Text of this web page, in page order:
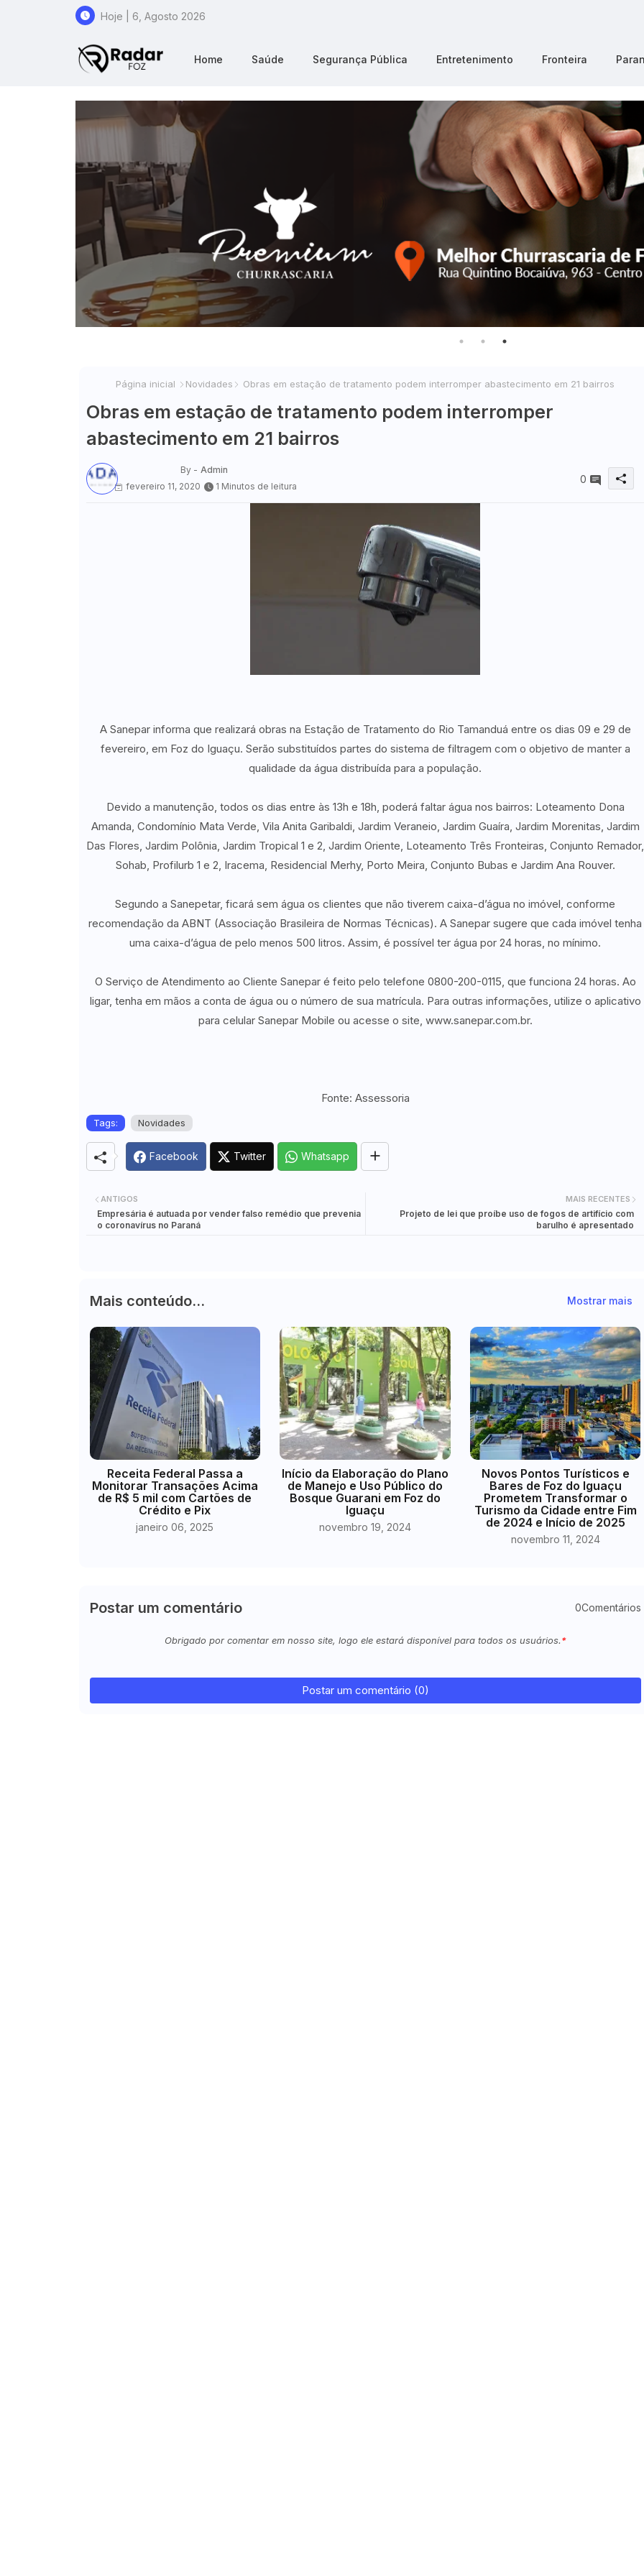
Hoje | 6, Agosto 2026
Home Saúde Segurança Pública Entretenimento Fronteira
Página inicial Novidades Obras em estação de tratamento podem interromper abastecimento em 21 bairros
Obras em estação de tratamento podem interromper
abastecimento em 21 bairros
By - Admin
fevereiro 11, 2020
1 Minutos de leitura
0
A Sanepar informa que realizará obras na Estação de Tratamento do Rio Tamanduá entre os dias 09 e 29 de
fevereiro, em Foz do Iguaçu. Serão substituídos partes do sistema de filtragem com o objetivo de manter a
qualidade da água distribuída para a população.
Devido a manutenção, todos os dias entre às 13h e 18h, poderá faltar água nos bairros: Loteamento Dona
Amanda, Condomínio Mata Verde, Vila Anita Garibaldi, Jardim Veraneio, Jardim Guaíra, Jardim Morenitas, Jardim
Das Flores, Jardim Polônia, Jardim Tropical 1 e 2, Jardim Oriente, Loteamento Três Fronteiras, Conjunto Remador,
Sohab, Profilurb 1 e 2, Iracema, Residencial Merhy, Porto Meira, Conjunto Bubas e Jardim Ana Rouver.
Segundo a Sanepetar, ficará sem água os clientes que não tiverem caixa-d’água no imóvel, conforme
recomendação da ABNT (Associação Brasileira de Normas Técnicas). A Sanepar sugere que cada imóvel tenha
uma caixa-d’água de pelo menos 500 litros. Assim, é possível ter água por 24 horas, no mínimo.
O Serviço de Atendimento ao Cliente Sanepar é feito pelo telefone 0800-200-0115, que funciona 24 horas. Ao
ligar, tenha em mãos a conta de água ou o número de sua matrícula. Para outras informações, utilize o aplicativo
para celular Sanepar Mobile ou acesse o site, www.sanepar.com.br.
Fonte: Assessoria
Tags: Novidades
Facebook Twitter Whatsapp
MAIS RECENTES
Projeto de lei que proíbe uso de fogos de artifício com
barulho é apresentado
ANTIGOS
Empresária é autuada por vender falso remédio que prevenia
o coronavírus no Paraná
Mais conteúdo... Mostrar mais
Receita Federal Passa a
Monitorar Transações Acima
de R$ 5 mil com Cartões de
Crédito e Pix
janeiro 06, 2025
Início da Elaboração do Plano
de Manejo e Uso Público do
Bosque Guarani em Foz do
Iguaçu
novembro 19, 2024
Novos Pontos Turísticos e
Bares de Foz do Iguaçu
Prometem Transformar o
Turismo da Cidade entre Fim
de 2024 e Início de 2025
novembro 11, 2024
Postar um comentário 0Comentários
Obrigado por comentar em nosso site, logo ele estará disponível para todos os usuários.
Postar um comentário (0)